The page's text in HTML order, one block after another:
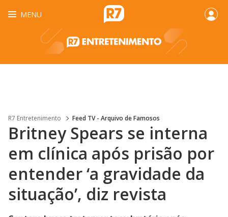
MENU
R7 Entretenimento Feed TV - Arquivo de Famosos
Britney Spears se interna
em clínica após prisão por
entender ‘a gravidade da
situação’, diz revista